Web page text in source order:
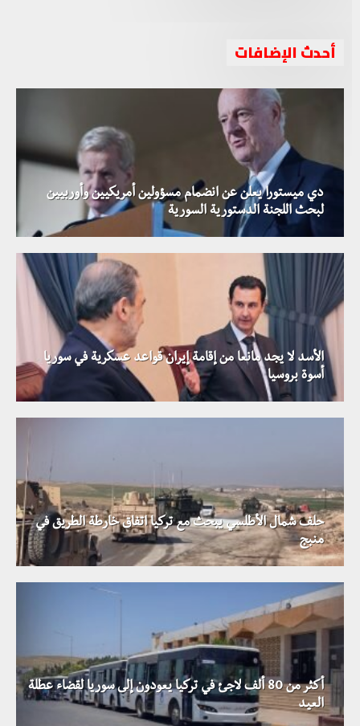
أحدث الإضافات
دي ميستورا يعلن عن انضمام مسؤولين أمريكيين وأوربيين
لبحث اللجنة الدستورية السورية
الأسد لا يجد مانعا من إقامة إيران قواعد عسكرية في سوريا
أسوة بروسيا
حلف شمال الأطلسي يبحث مع تركيا اتفاق خارطة الطريق في
منبج
أكثر من 80 ألف لاجئ في تركيا يعودون إلى سوريا لقضاء عطلة
العيد